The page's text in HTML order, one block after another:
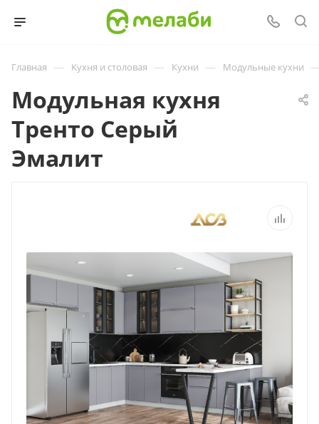
Главная — Кухня и столовая — Кухни — Модульные кухни
Модульная кухня
Тренто Серый
Эмалит